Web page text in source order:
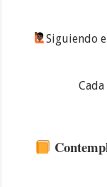
‍Siguiendo